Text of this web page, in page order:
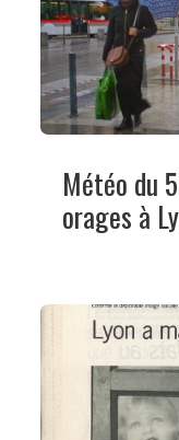
Météo du
orages à